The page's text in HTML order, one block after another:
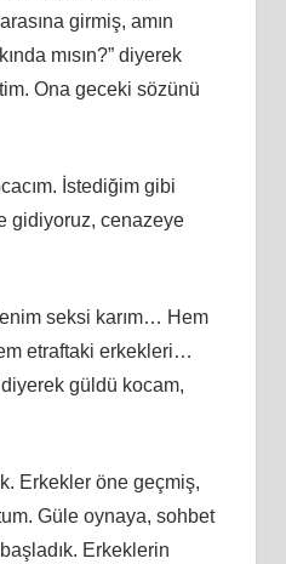
girmiş, amın
mısın?” diyerek
Ona geceki sözünü
İstediğim gibi
gidiyoruz, cenazeye
seksi karım… Hem
etraftaki erkekleri…
güldü kocam,
Erkekler öne geçmiş,
Güle oynaya, sohbet
Erkeklerin